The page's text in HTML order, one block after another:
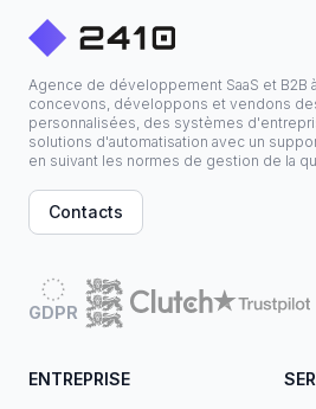
Agence de développement SaaS et B2B
concevons, développons et vendons
personnalisées, des systèmes
solutions d'automatisation avec un
en suivant les normes de gestion de la
Contacts
GDPR
ENTREPRISE